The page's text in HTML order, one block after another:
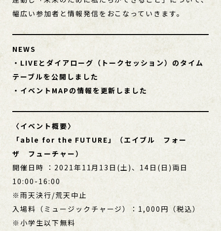
幅広い参加者と情報発信をおこなっていきます。
NEWS
・LIVEとダイアローグ（トークセッション）のタイム
テーブルを公開しました
・イベントMAPの情報を更新しました
〈イベント概要〉
「able for the FUTURE」（エイブル フォー
ザ フューチャー）
開催日時 ：2021年11月13日(土)、14日(日)両日
10:00-16:00
※雨天決行/荒天中止
入場料（ミュージックチャージ）：1,000円（税込）
※小学生以下無料